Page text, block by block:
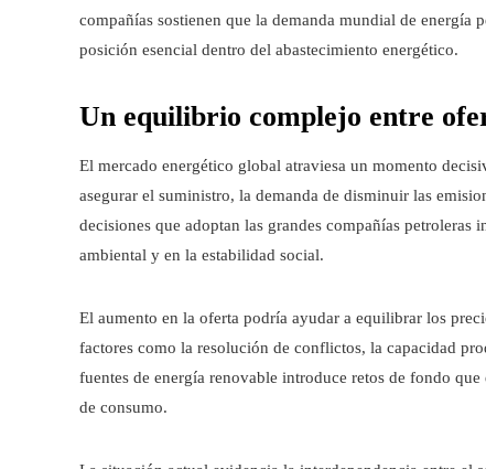
compañías sostienen que la demanda mundial de energía
posición esencial dentro del abastecimiento energético.
Un equilibrio complejo entre
El mercado energético global atraviesa un momento
asegurar el suministro, la demanda de disminuir las
decisiones que adoptan las grandes compañías
ambiental y en la estabilidad social.
El aumento en la oferta podría ayudar a equilibrar los
factores como la resolución de conflictos, la capacidad
fuentes de energía renovable introduce retos de fondo
de consumo.